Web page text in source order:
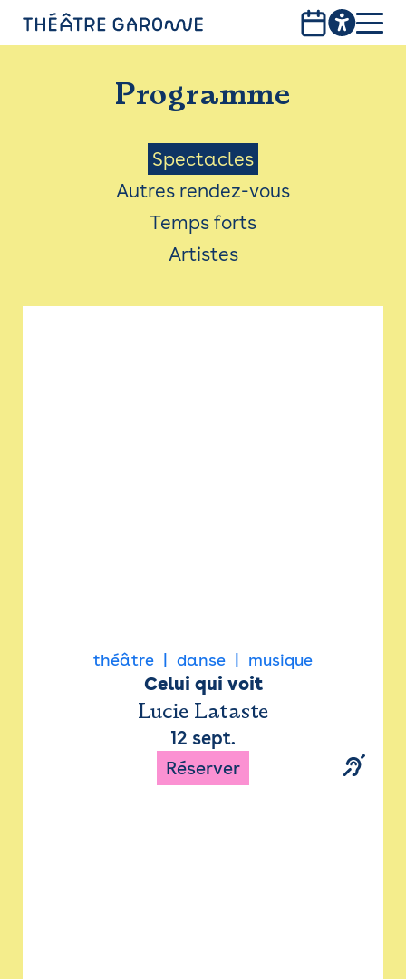
PROGRAMME
INFOS PRATIQUES
AVEC LES PUBLICS
ACCESSIBILITÉ
LES PRODUCTIONS
Programme
Menu
Saison
Spectacles
Autres rendez-vous
Temps forts
Artistes
théâtre danse musique
Celui qui voit
Lucie Lataste
12 sept.
Réserver